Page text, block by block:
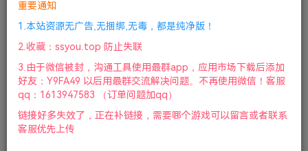
①下载安装教程
库下载 ④ DX修复下载
版本介绍：中文版|容量7GB|官方繁体中文|支持键盘.鼠标.手
柄|2022年6月10号更新
游戏介绍：
Metal Max Xeno Reborn是一款具有实时战斗和车辆战斗元
重要通知
1.本站资源无广告,无捆绑,无毒，都是纯净版！
2.收藏：ssyou.top 防止失联
3.由于微信被封，沟通工具使用最群app，应用市场下载后添加
好友：Y9FA49 以后用最群交流解决问题。不再使用微信！客服
qq：1613947583 （订单问题加qq）
链接好多失效了，正在补链接，需要哪个游戏可以留言或者联系
客服优先上传